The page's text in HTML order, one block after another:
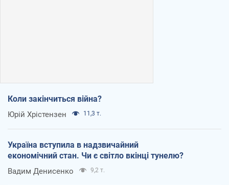
Коли закінчиться війна?
Юрій Хрістензен 11,3 т.
Україна вступила в надзвичайний
економічний стан. Чи є світло вкінці тунелю?
Вадим Денисенко 9,2 т.